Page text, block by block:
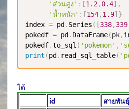
'ส่วนสูง' : [1.2, 0.4] ,
'น้ำหนัก' : [154, 1.9] }
index = pd . Series ( [338, 339]
pokedf = pd . DataFrame(pk,
pokedf.to_sql ( 'pokemon' ,
print (pd . read_sql_table(
ได้
id
สายพันธุ์